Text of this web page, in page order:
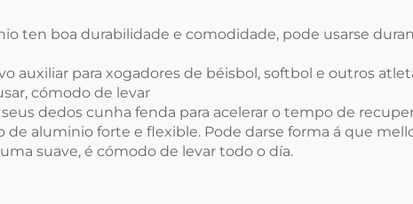
ten boa durabilidade e comodidade, pode usarse
auxiliar para xogadores de béisbol, softbol e outros
cómodo de levar
dedos cunha fenda para acelerar o tempo de
de aluminio forte e flexible. Pode darse forma á que
suave, é cómodo de levar todo o día.